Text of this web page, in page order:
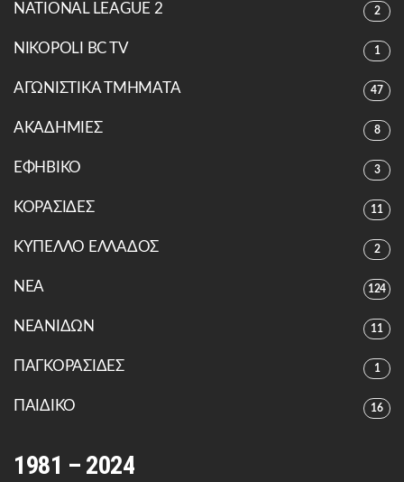
NATIONAL LEAGUE 2 2
NIKOPOLI BC TV 1
ΑΓΩΝΙΣΤΙΚΑ ΤΜΗΜΑΤΑ 47
ΑΚΑΔΗΜΙΕΣ 8
ΕΦΗΒΙΚΟ 3
ΚΟΡΑΣΙΔΕΣ 11
ΚΥΠΕΛΛΟ ΕΛΛΑΔΟΣ 2
ΝΕΑ 124
ΝΕΑΝΙΔΩΝ 11
ΠΑΓΚΟΡΑΣΙΔΕΣ 1
ΠΑΙΔΙΚΟ 16
1981 – 2024